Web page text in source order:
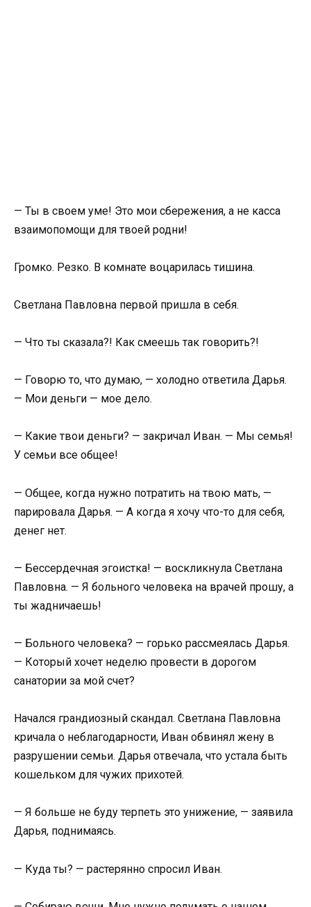
— Ты в своем уме! Это мои сбережения, а не касса
взаимопомощи для твоей родни!
Громко. Резко. В комнате воцарилась тишина.
Светлана Павловна первой пришла в себя.
— Что ты сказала?! Как смеешь так говорить?!
— Говорю то, что думаю, — холодно ответила Дарья.
— Мои деньги — мое дело.
— Какие твои деньги? — закричал Иван. — Мы семья!
У семьи все общее!
— Общее, когда нужно потратить на твою мать, —
парировала Дарья. — А когда я хочу что-то для себя,
денег нет.
— Бессердечная эгоистка! — воскликнула Светлана
Павловна. — Я больного человека на врачей прошу, а
ты жадничаешь!
— Больного человека? — горько рассмеялась Дарья.
— Который хочет неделю провести в дорогом
санатории за мой счет?
Начался грандиозный скандал. Светлана Павловна
кричала о неблагодарности, Иван обвинял жену в
разрушении семьи. Дарья отвечала, что устала быть
кошельком для чужих прихотей.
— Я больше не буду терпеть это унижение, — заявила
Дарья, поднимаясь.
— Куда ты? — растерянно спросил Иван.